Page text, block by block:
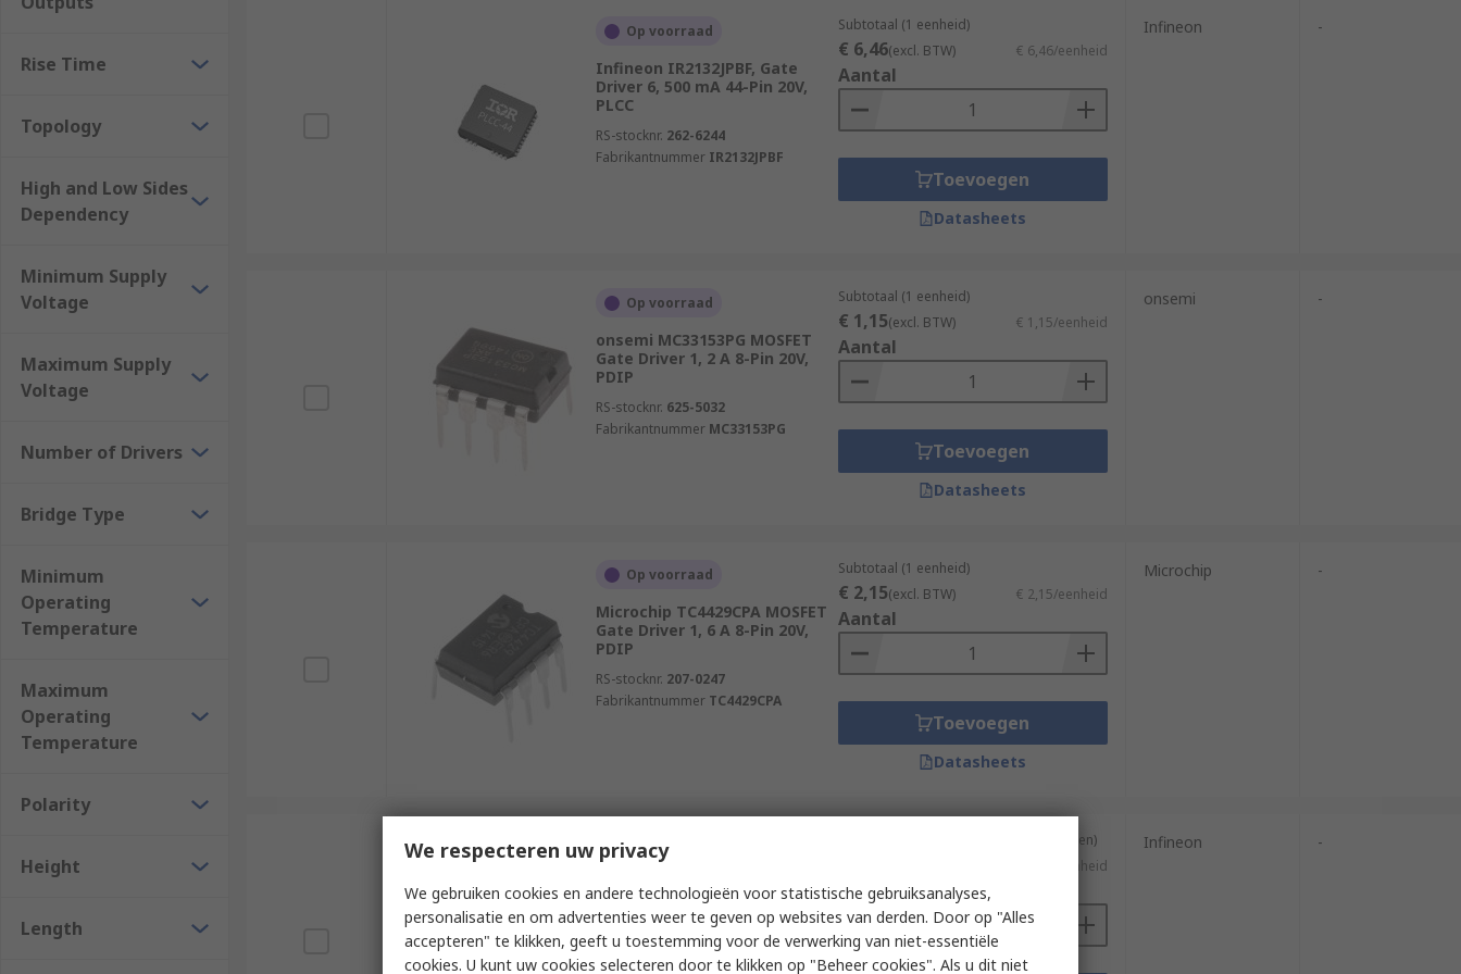
Rise Time
Topology
High and Low Sides
Dependency
Minimum Supply
Voltage
Maximum Supply
Voltage
Number of Drivers
Bridge Type
Minimum
Operating
Temperature
Maximum
Operating
Temperature
Polarity
Height
Length
Op voorraad
Infineon IR2132JPBF, Gate
Driver 6, 500 mA 44-Pin 20V,
PLCC
RS-stocknr. 262-6244
Fabrikantnummer IR2132JPBF
Subtotaal (1 eenheid)
€ 6,46(excl. BTW) € 6,46/eenheid
Aantal
Toevoegen
Datasheets
Infineon -
Op voorraad
onsemi MC33153PG MOSFET
Gate Driver 1, 2 A 8-Pin 20V,
PDIP
RS-stocknr. 625-5032
Fabrikantnummer MC33153PG
Subtotaal (1 eenheid)
€ 1,15(excl. BTW) € 1,15/eenheid
Aantal
Toevoegen
Datasheets
onsemi -
Op voorraad
Microchip TC4429CPA MOSFET
Gate Driver 1, 6 A 8-Pin 20V,
PDIP
RS-stocknr. 207-0247
Fabrikantnummer TC4429CPA
Subtotaal (1 eenheid)
€ 2,15(excl. BTW) € 2,15/eenheid
Aantal
Toevoegen
Datasheets
Microchip -
Op voorraad
Infineon 1EDN8511BXUSA1
MOSFET Gate Driver 1, 8 A 6-
Pin 20V, SOT-23
RS-stocknr.222-4767
Subtotaal (1 verpakking van 15 eenheden)
€ 0,387/eenheid
Aantal
Infineon -
We respecteren uw privacy
We gebruiken cookies en andere technologieën voor statistische gebruiksanalyses,
personalisatie en om advertenties weer te geven op websites van derden. Door op "Alles
accepteren" te klikken, geeft u toestemming voor de verwerking van niet-essentiële
cookies. U kunt uw cookies selecteren door te klikken op "Beheer cookies". Als u dit niet